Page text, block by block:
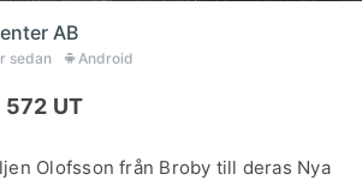
AB
sedan Android
572 UT
Olofsson från Broby till deras Nya